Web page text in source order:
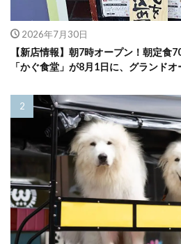
2026年7月30日
【新店情報】朝7時オープン！朝定食
「かぐ食堂」が8月1日に、グランド